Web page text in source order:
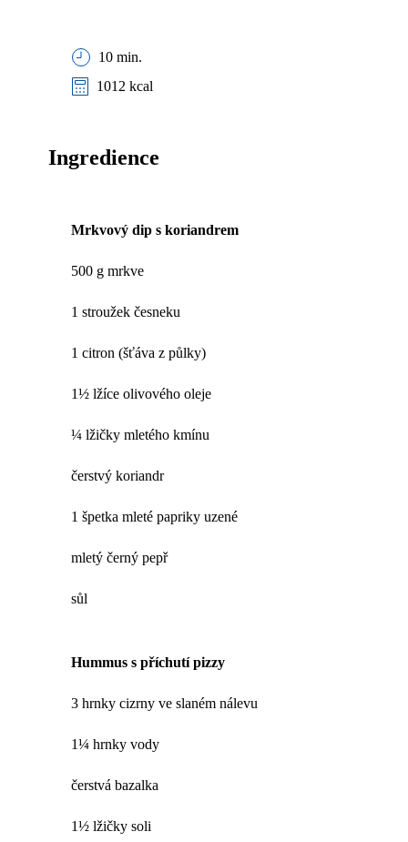
10 min.
1012 kcal
Ingredience
Mrkvový dip s koriandrem
500 g mrkve
1 stroužek česneku
1 citron (šťáva z půlky)
1½ lžíce olivového oleje
¼ lžičky mletého kmínu
čerstvý koriandr
1 špetka mleté papriky uzené
mletý černý pepř
sůl
Hummus s příchutí pizzy
3 hrnky cizrny ve slaném nálevu
1¼ hrnky vody
čerstvá bazalka
1½ lžičky soli